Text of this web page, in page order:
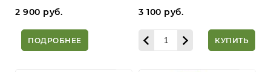
2 900 руб.
ПОДРОБНЕЕ
3 100 руб.
КУПИТЬ